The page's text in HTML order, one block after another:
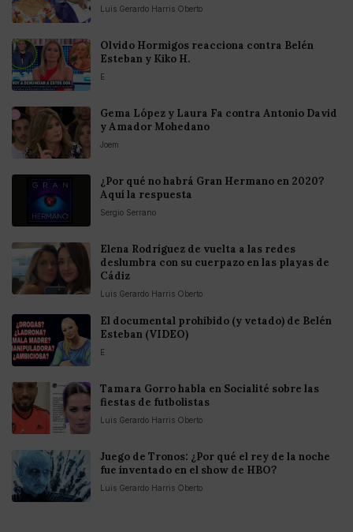
Luis Gerardo Harris Oberto
Olvido Hormigos reacciona contra Belén
Esteban y Kiko H.
E
Gema López y Laura Fa contra Antonio David
y Amador Mohedano
Joem
¿Por qué no habrá Gran Hermano en 2020?
Aquí la respuesta
Sergio Serrano
Elena Rodríguez de vuelta a las redes
deslumbra con su cuerpazo en las playas de
Cádiz
Luis Gerardo Harris Oberto
El documental prohibido (y vetado) de Belén
Esteban (VIDEO)
E
Tamara Gorro habla en Socialité sobre las
fiestas de futbolistas
Luis Gerardo Harris Oberto
Juego de Tronos: ¿Por qué el rey de la noche
fue inventado en el show de HBO?
Luis Gerardo Harris Oberto